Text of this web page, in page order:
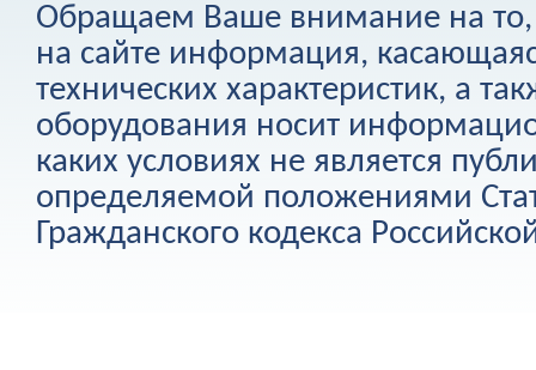
Обращаем Ваше внимание на то,
на сайте информация,
технических характеристик, а
оборудования носит
каких условиях не является
определяемой положениями
Гражданского кодекса